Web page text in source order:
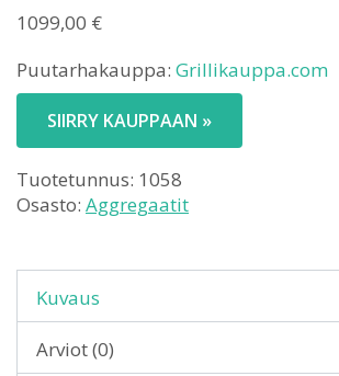
1099,00 €
Puutarhakauppa: Grillikauppa.com
SIIRRY KAUPPAAN »
Tuotetunnus: 1058
Osasto: Aggregaatit
Kuvaus
Arviot (0)